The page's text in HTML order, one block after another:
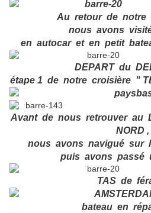
Au retour de notre
nous avons
en autocar et en petit
DEPART du
étape 1 de notre croisière "
Avant de nous retrouver au
NORD ,
nous avons navigué sur
puis avons passé
TAS de
bateau en